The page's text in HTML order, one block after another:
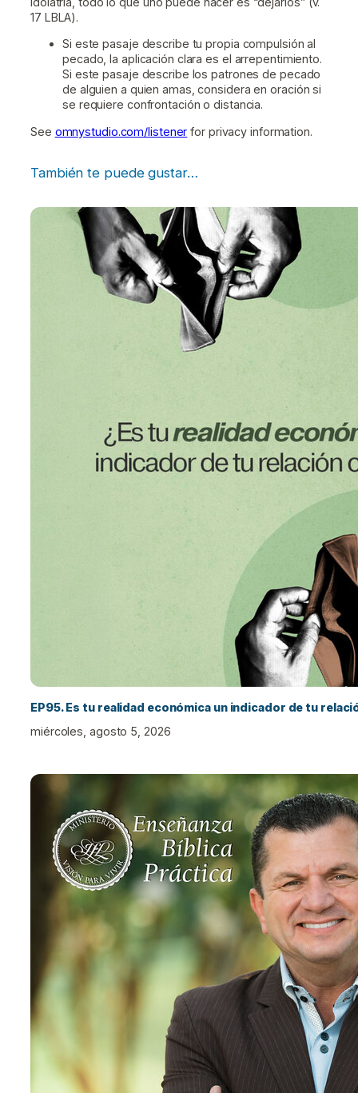
17 LBLA).
Si este pasaje describe tu propia compulsión al
pecado, la aplicación clara es el arrepentimiento.
Si este pasaje describe los patrones de pecado
de alguien a quien amas, considera en oración si
se requiere confrontación o distancia.
See omnystudio.com/listener for privacy information.
También te puede gustar…
EP95. Es tu realidad económica un indicador de tu
miércoles, agosto 5, 2026